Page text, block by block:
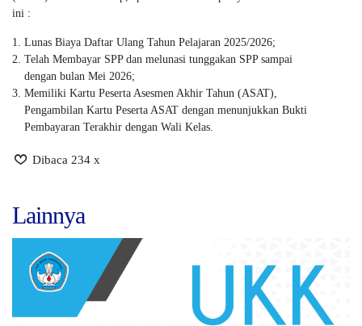
ini :
Lunas Biaya Daftar Ulang Tahun Pelajaran 2025/2026;
Telah Membayar SPP dan melunasi tunggakan SPP sampai
dengan bulan Mei 2026;
Memiliki Kartu Peserta Asesmen Akhir Tahun (ASAT),
Pengambilan Kartu Peserta ASAT dengan menunjukkan Bukti
Pembayaran Terakhir dengan Wali Kelas.
Dibaca 234 x
Lainnya